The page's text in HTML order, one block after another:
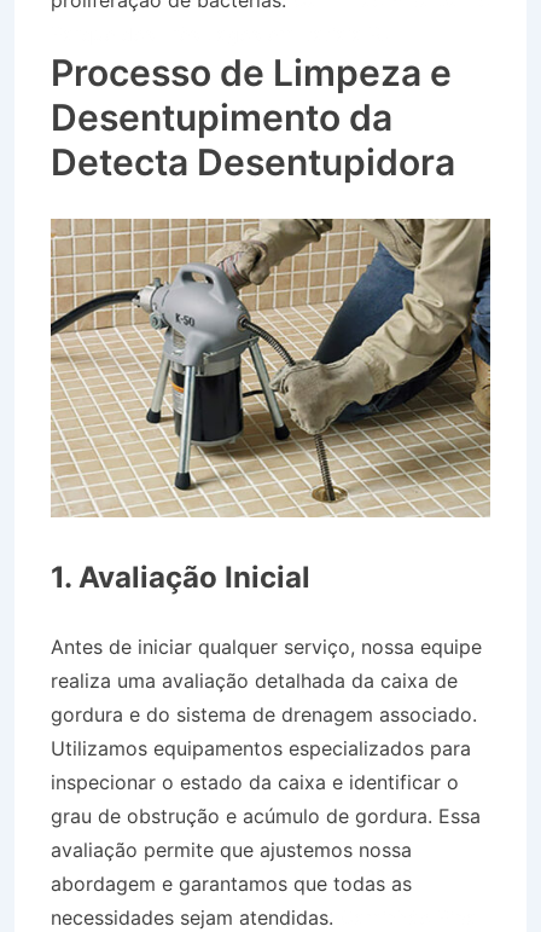
Processo de Limpeza e
Desentupimento da
Detecta Desentupidora
1. Avaliação Inicial
Antes de iniciar qualquer serviço, nossa equipe
realiza uma avaliação detalhada da caixa de
gordura e do sistema de drenagem associado.
Utilizamos equipamentos especializados para
inspecionar o estado da caixa e identificar o
grau de obstrução e acúmulo de gordura. Essa
avaliação permite que ajustemos nossa
abordagem e garantamos que todas as
necessidades sejam atendidas.